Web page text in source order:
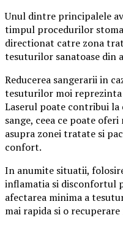
Unul dintre principalele
timpul procedurilor
directionat catre zona
tesuturilor sanatoase din
Reducerea sangerarii in
tesuturilor moi
Laserul poate contribui la
sange, ceea ce poate
asupra zonei tratate si
confort.
In anumite situatii,
inflamatia si disconfortul
afectarea minima a
mai rapida si o recuperare